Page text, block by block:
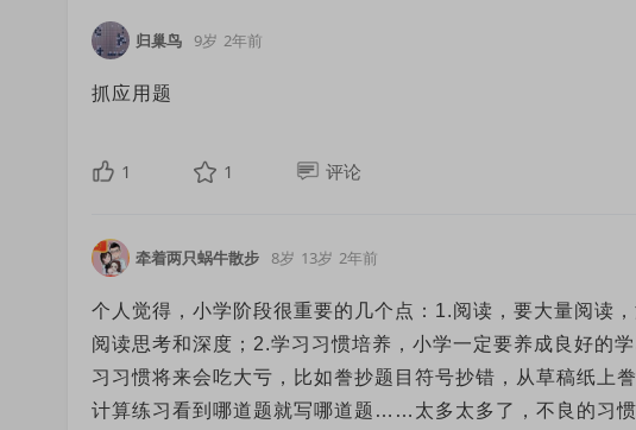
归巢鸟 9岁 2年前
抓应用题
1 1 评论
牵着两只蜗牛散步 8岁 13岁 2年前
个人觉得，小学阶段很重要的几个点：1.阅读，要大量阅读
阅读思考和深度；2.学习习惯培养，小学一定要养成良好的
习习惯将来会吃大亏，比如誊抄题目符号抄错，从草稿纸上
计算练习看到哪道题就写哪道题……太多太多了，不良的习